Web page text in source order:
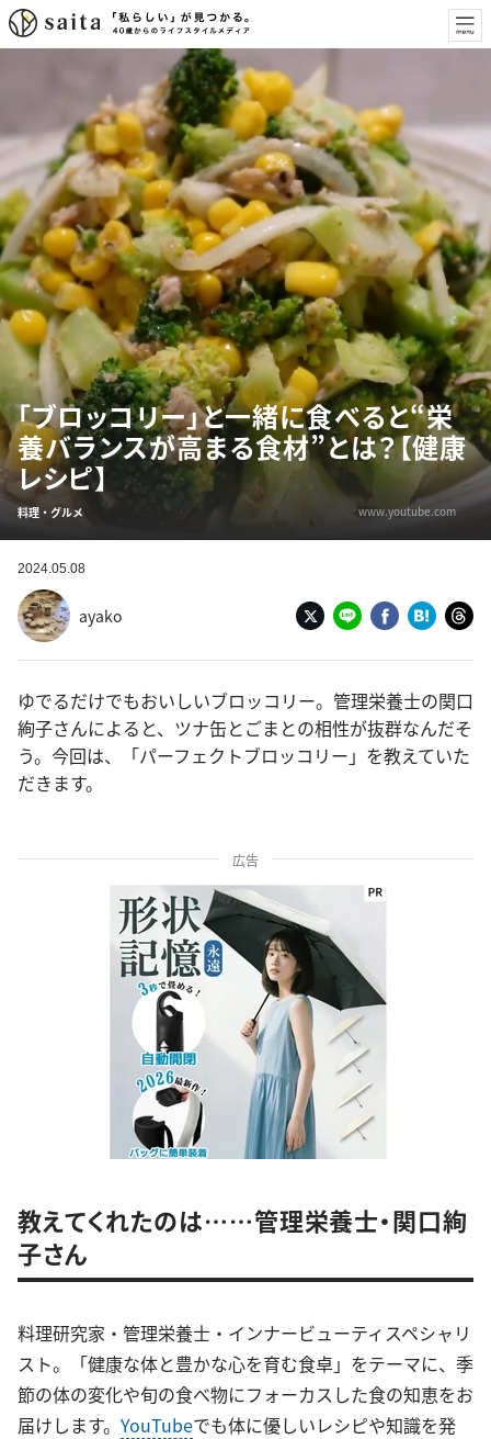
「ブロッコリー」と一緒に食べると“栄
養バランスが高まる食材”とは？【健康
レシピ】
料理・グルメ www.youtube.com
2024.05.08
ayako
ゆでるだけでもおいしいブロッコリー。管理栄養士の関口
絢子さんによると、ツナ缶とごまとの相性が抜群なんだそ
う。今回は、「パーフェクトブロッコリー」を教えていた
だきます。
広告
教えてくれたのは……管理栄養士・関口絢
子さん
料理研究家・管理栄養士・インナービューティスペシャリ
スト。「健康な体と豊かな心を育む食卓」をテーマに、季
節の体の変化や旬の食べ物にフォーカスした食の知恵をお
届けします。 YouTubeでも体に優しいレシピや知識を発